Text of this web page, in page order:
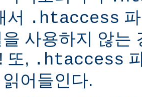
서 .htaccess
을 사용하지 않는
또, .htaccess
어들인다.